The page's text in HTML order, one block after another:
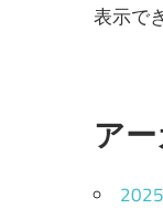
表示で
ア